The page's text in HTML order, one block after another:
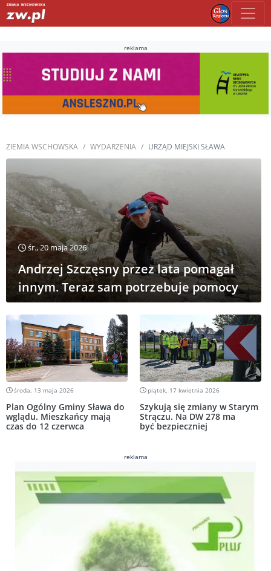
reklama
ZIEMIA WSCHOWSKA WYDARZENIA URZĄD MIEJSKI SŁAWA
śr., 20 maja 2026
Andrzej Szczęsny przez lata pomagał
innym. Teraz sam potrzebuje pomocy
środa, 13 maja 2026
Plan Ogólny Gminy Sława do
wglądu. Mieszkańcy mają
czas do 12 czerwca
piątek, 17 kwietnia 2026
Szykują się zmiany w Starym
Strączu. Na DW 278 ma
być bezpieczniej
reklama